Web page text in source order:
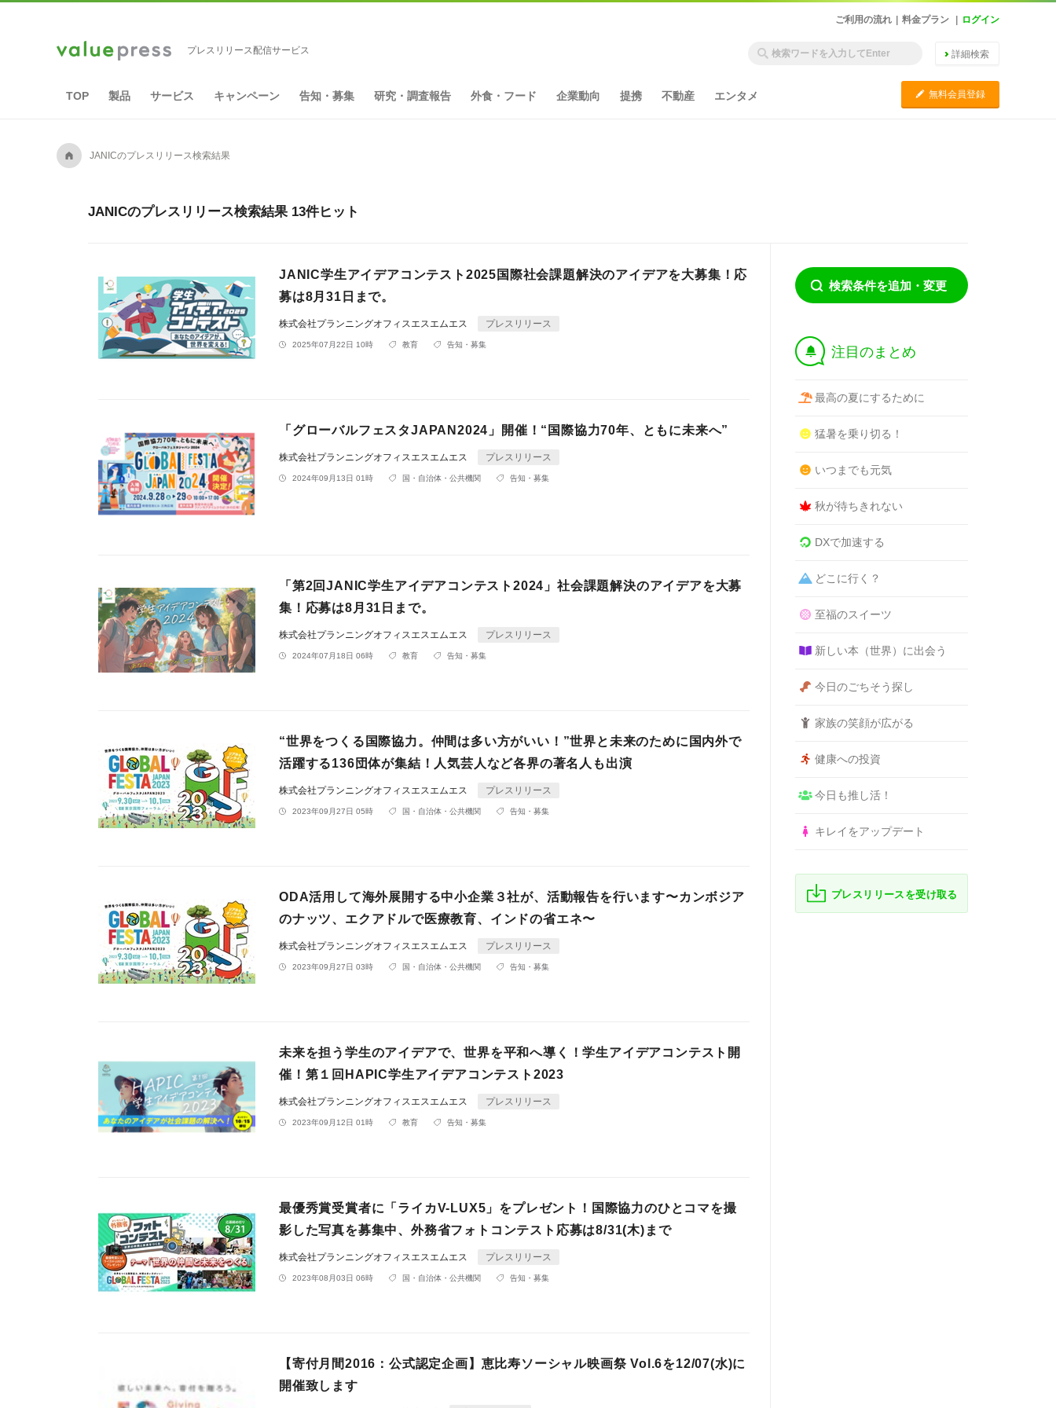
ご利用の流れ 料金プラン ログイン
プレスリリース配信サービス 詳細検索
TOP 製品 サービス キャンペーン 告知・募集 研究・調査報告 外食・フード 企業動向 提携 不動産 エンタメ C 無料会員登録
A JANICのプレスリリース検索結果
JANICのプレスリリース検索結果 13件ヒット
JANIC学生アイデアコンテスト2025国際社会課題解決のアイデアを大募集！応
募は8月31日まで。
株式会社プランニングオフィスエスエムエス プレスリリース
2025年07月22日 10時 教育 告知・募集
「グローバルフェスタJAPAN2024」開催！“国際協力70年、ともに未来へ”
株式会社プランニングオフィスエスエムエス プレスリリース
2024年09月13日 01時 国・自治体・公共機関 告知・募集
「第2回JANIC学生アイデアコンテスト2024」社会課題解決のアイデアを大募
集！応募は8月31日まで。
株式会社プランニングオフィスエスエムエス プレスリリース
2024年07月18日 06時 教育 告知・募集
“世界をつくる国際協力。仲間は多い方がいい！”世界と未来のために国内外で
活躍する136団体が集結！人気芸人など各界の著名人も出演
株式会社プランニングオフィスエスエムエス プレスリリース
2023年09月27日 05時 国・自治体・公共機関 告知・募集
ODA活用して海外展開する中小企業３社が、活動報告を行います〜カンボジア
のナッツ、エクアドルで医療教育、インドの省エネ〜
株式会社プランニングオフィスエスエムエス プレスリリース
2023年09月27日 03時 国・自治体・公共機関 告知・募集
未来を担う学生のアイデアで、世界を平和へ導く！学生アイデアコンテスト開
催！第１回HAPIC学生アイデアコンテスト2023
株式会社プランニングオフィスエスエムエス プレスリリース
2023年09月12日 01時 教育 告知・募集
最優秀賞受賞者に「ライカV-LUX5」をプレゼント！国際協力のひとコマを撮
影した写真を募集中、外務省フォトコンテスト応募は8/31(木)まで
株式会社プランニングオフィスエスエムエス プレスリリース
2023年08月03日 06時 国・自治体・公共機関 告知・募集
【寄付月間2016：公式認定企画】恵比寿ソーシャル映画祭 Vol.6を12/07(水)に
開催致します
検索条件を追加・変更
† 注目のまとめ
最高の夏にするために
猛暑を乗り切る！
いつまでも元気
秋が待ちきれない
DXで加速する
どこに行く？
至福のスイーツ
新しい本（世界）に出会う
今日のごちそう探し
家族の笑顔が広がる
健康への投資
今日も推し活！
キレイをアップデート
プレスリリースを受け取る